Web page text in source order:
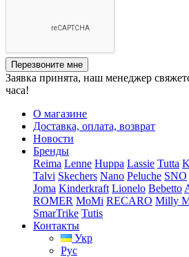
Перезвоните мне
Заявка принята, наш менеджер
часа!
О магазине
Доставка, оплата, возврат
Новости
Бренды
Reima Lenne Huppa Lassie Tutta
Talvi Skechers Nano Peluche SNO
Joma Kinderkraft Lionelo Bebetto
ROMER MoMi RECARO Milly
SmarTrike Tutis
Контакты
Укр
Рус